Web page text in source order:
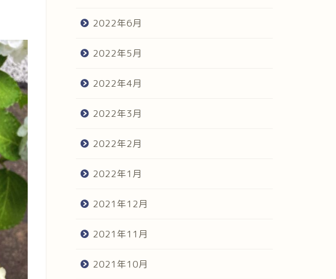
2022年6月
2022年5月
2022年4月
2022年3月
2022年2月
2022年1月
2021年12月
2021年11月
2021年10月